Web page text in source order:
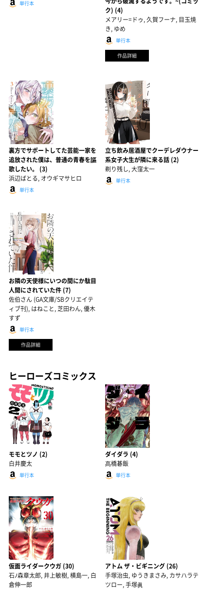
単行本
ク) (4)
メアリー=ドゥ, 久賀フーナ, 目玉焼
き, ゆめ
単行本
作品詳細
裏方でサポートしてた芸能一家を
追放された僕は、普通の青春を謳
歌したい。 (3)
浜辺ばとる, オウギマサヒロ
単行本
立ち飲み居酒屋でクーデレダウナー
系女子大生が隣に来る話 (2)
剃り残し, 大窪太一
単行本
お隣の天使様にいつの間にか駄目
人間にされていた件 (7)
佐伯さん (GA文庫/SBクリエイテ
ィブ刊), はねこと, 芝田わん, 優木
すず
単行本
作品詳細
ヒーローズコミックス
モモとツノ (2)
白井慶太
単行本
ダイダラ (4)
髙橋碁飯
単行本
仮面ライダークウガ (30)
石ﾉ森章太郎, 井上敏樹, 横島一, 白
倉伸一郎
アトム ザ・ビギニング (26)
手塚治虫, ゆうきまさみ, カサハラテ
ツロー, 手塚眞